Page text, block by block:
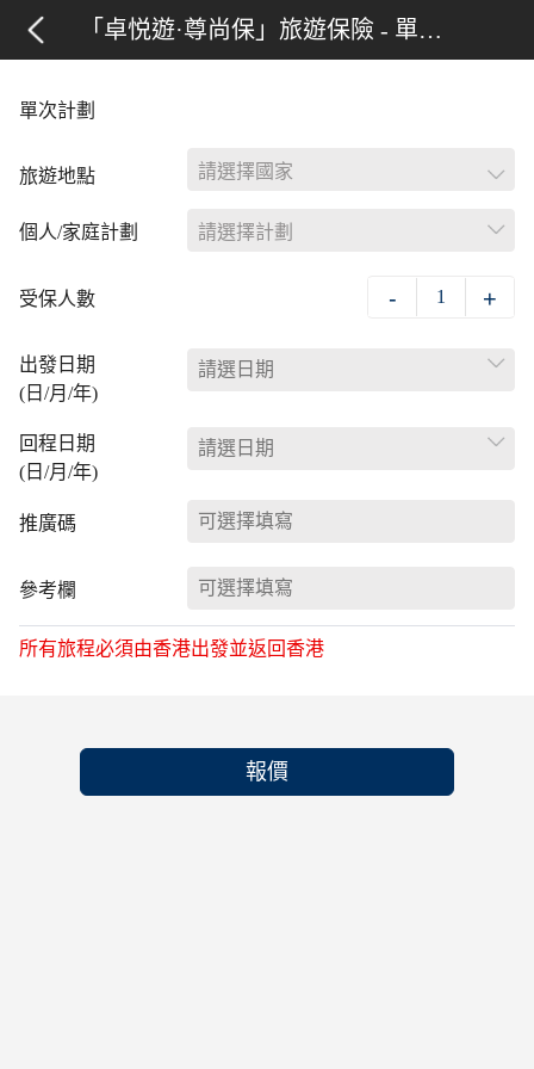
「卓悦遊·尊尚保」旅遊保險 - 單次計劃
單次計劃
旅遊地點 請選擇國家
個人/家庭計劃 請選擇計劃
受保人數 - 1 +
出發日期
(日/月/年)
回程日期
(日/月/年)
推廣碼
參考欄
所有旅程必須由香港出發並返回香港
報價